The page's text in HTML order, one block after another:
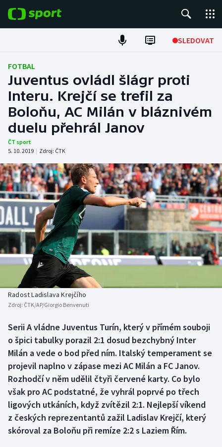
SLEDOVAT
Fotbal
Hokej
Tenis
Atletika
DALŠÍ SPORTY
Americký fotbal
Baseball a softbal
Basketbal
Biatlon
Boby a skeleton
Box
Curling
Dostihy
Florbal
Futsal
NEPŘEHLÉDNĚTE
Soutěže
Historické návraty
Aplikace ČT sport
AZ kvíz
FOTBAL
Juventus ovládl šlágr proti
Interu. Krejčí se trefil za
Boloňu, AC Milán v bláznivém
duelu přehrál Janov
ČT sport
5. 10. 2019 | Zdroj: ČTK
Radost Ladislava Krejčího
Zdroj: ČTK/AP/Giorgio Benvenuti
Serii A vládne Juventus Turín, který v přímém souboji
o špici tabulky porazil 2:1 dosud bezchybný Inter
Milán a vede o bod před ním. Italský temperament se
projevil naplno v zápase mezi AC Milán a FC Janov.
Rozhodčí v něm udělil čtyři červené karty. Co bylo
však pro AC podstatné, že vyhrál poprvé po třech
ligových utkáních, když zvítězil 2:1. Nejlepší víkend
z českých reprezentantů zažil Ladislav Krejčí, který
skóroval za Boloňu při remíze 2:2 s Laziem Řím.